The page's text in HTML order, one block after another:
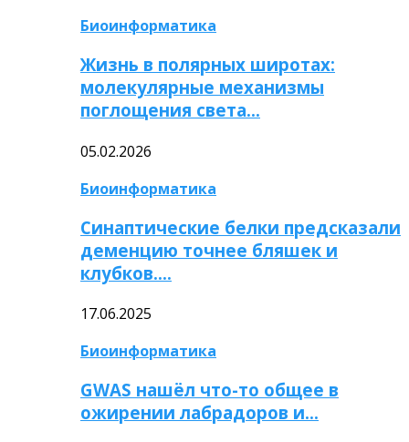
Биоинформатика
Жизнь в полярных широтах:
молекулярные механизмы
поглощения света…
05.02.2026
Биоинформатика
Синаптические белки предсказали
деменцию точнее бляшек и
клубков….
17.06.2025
Биоинформатика
GWAS нашёл что-то общее в
ожирении лабрадоров и…